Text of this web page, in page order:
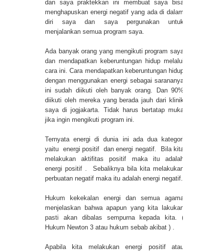
dan saya praktekkan ini membuat saya bisa
menghapuskan energi negatif yang ada di dalam
diri saya dan saya pergunakan untuk
menjalankan semua program saya.
Ada banyak orang yang mengikuti program saya
dan mendapatkan keberuntungan hidup melalui
cara ini. Cara mendapatkan keberuntungan hidup
dengan menggunakan energi sebagai sarananya
ini sudah diikuti oleh banyak orang. Dan 90%
diikuti oleh mereka yang berada jauh dari klinik
saya di jogjakarta. Tidak harus bertatap muka
jika ingin mengikuti program ini.
Ternyata energi di dunia ini ada dua kategori
yaitu energi positif dan energi negatif. Bila kita
melakukan aktifitas positif maka itu adalah
energi positif . Sebaliknya bila kita melakukan
perbuatan negatif maka itu adalah energi negatif.
Hukum kekekalan energi dan semua agama
menjelaskan bahwa apapun yang kita lakukan
pasti akan dibalas sempurna kepada kita. (
Hukum Newton 3 atau hukum sebab akibat ) .
Apabila kita melakukan energi positif atau